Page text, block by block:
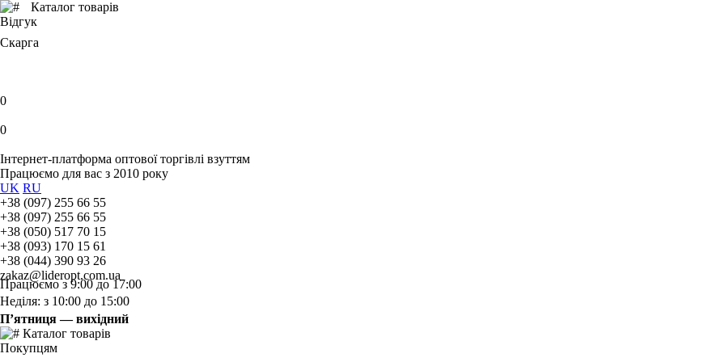
Каталог товарів
Відгук
Скарга
0
0
Інтернет-платформа оптової торгівлі взуттям
Працюємо для вас з 2010 року
UK RU
+38 (097) 255 66 55
+38 (097) 255 66 55
+38 (050) 517 70 15
+38 (093) 170 15 61
+38 (044) 390 93 26
zakaz@lideropt.com.ua
Працюємо з 9:00 до 17:00
Неділя: з 10:00 до 15:00
П’ятниця — вихідний
Каталог товарів
Покупцям